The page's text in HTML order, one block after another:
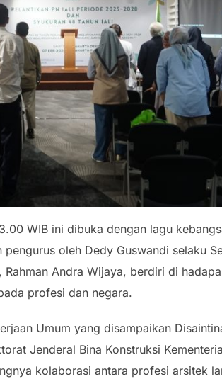
WIB ini dibuka dengan lagu
oleh Dedy Guswandi selaku
Andra Wijaya, berdiri di
profesi dan negara.
Umum yang disampaikan
Jenderal Bina Konstruksi
kolaborasi antara profesi arsitek